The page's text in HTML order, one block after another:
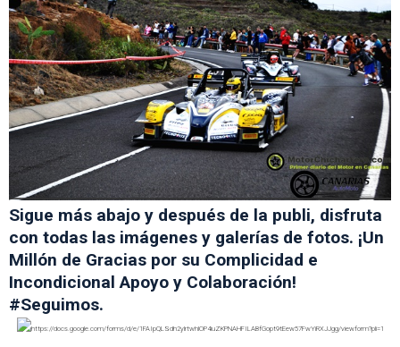
Sigue más abajo y después de la publi, disfruta
con todas las imágenes y galerías de fotos. ¡Un
Millón de Gracias por su Complicidad e
Incondicional Apoyo y Colaboración!
#Seguimos.